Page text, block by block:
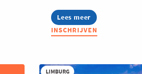
Lees meer
about
Welt:
Autisme
INSCHRIJVEN
LIMBURG